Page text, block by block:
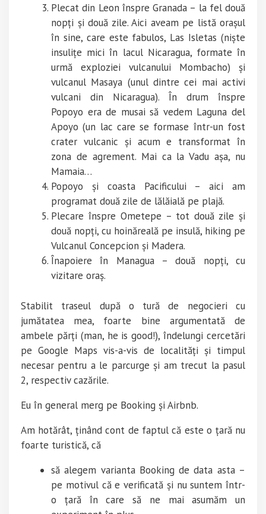
Plecat din Leon înspre Granada – la fel două
nopți și două zile. Aici aveam pe listă orașul
în sine, care este fabulos, Las Isletas (niște
insulițe mici în lacul Nicaragua, formate în
urmă exploziei vulcanului Mombacho) și
vulcanul Masaya (unul dintre cei mai activi
vulcani din Nicaragua). În drum înspre
Popoyo era de musai să vedem Laguna del
Apoyo (un lac care se formase într-un fost
crater vulcanic și acum e transformat în
zona de agrement. Mai ca la Vadu așa, nu
Mamaia…
Popoyo și coasta Pacificului – aici am
programat două zile de lălăială pe plajă.
Plecare înspre Ometepe – tot două zile și
două nopți, cu hoinăreală pe insulă, hiking pe
Vulcanul Concepcion și Madera.
Înapoiere în Managua – două nopți, cu
vizitare oraș.
Stabilit traseul după o tură de negocieri cu
jumătatea mea, foarte bine argumentată de
ambele părți (man, he is good!), îndelungi cercetări
pe Google Maps vis-a-vis de localități și timpul
necesar pentru a le parcurge și am trecut la pasul
2, respectiv cazările.
Eu în general merg pe Booking și Airbnb.
Am hotărât, ținând cont de faptul că este o țară nu
foarte turistică, că
să alegem varianta Booking de data asta –
pe motivul că e verificată și nu suntem într-
o țară în care să ne mai asumăm un